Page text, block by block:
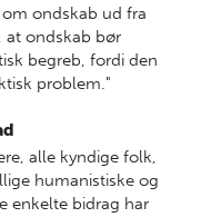
ondskab ud fra
at ondskab bør
begreb, fordi den
problem."
alle kyndige folk,
humanistiske og
enkelte bidrag har